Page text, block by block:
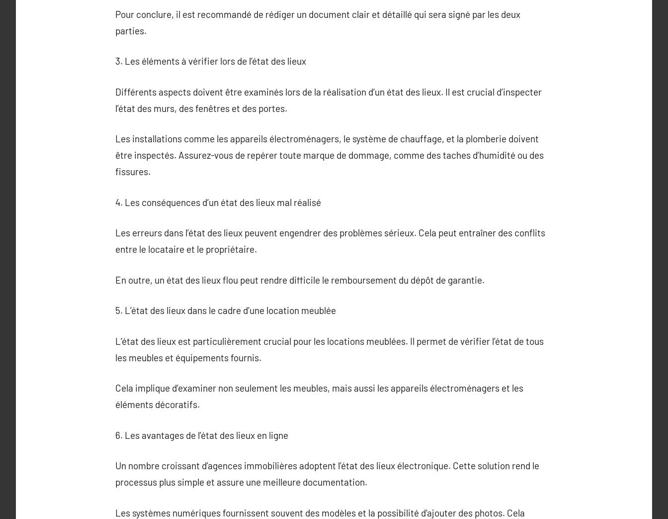
Pour conclure, il est recommandé de rédiger un document clair et détaillé qui sera signé par les deux
parties.
3. Les éléments à vérifier lors de l’état des lieux
Différents aspects doivent être examinés lors de la réalisation d’un état des lieux. Il est crucial d’inspecter
l’état des murs, des fenêtres et des portes.
Les installations comme les appareils électroménagers, le système de chauffage, et la plomberie doivent
être inspectés. Assurez-vous de repérer toute marque de dommage, comme des taches d’humidité ou des
fissures.
4. Les conséquences d’un état des lieux mal réalisé
Les erreurs dans l’état des lieux peuvent engendrer des problèmes sérieux. Cela peut entraîner des conflits
entre le locataire et le propriétaire.
En outre, un état des lieux flou peut rendre difficile le remboursement du dépôt de garantie.
5. L’état des lieux dans le cadre d’une location meublée
L’état des lieux est particulièrement crucial pour les locations meublées. Il permet de vérifier l’état de tous
les meubles et équipements fournis.
Cela implique d’examiner non seulement les meubles, mais aussi les appareils électroménagers et les
éléments décoratifs.
6. Les avantages de l’état des lieux en ligne
Un nombre croissant d’agences immobilières adoptent l’état des lieux électronique. Cette solution rend le
processus plus simple et assure une meilleure documentation.
Les systèmes numériques fournissent souvent des modèles et la possibilité d’ajouter des photos. Cela